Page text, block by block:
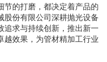
节的打磨，都决定着产品的
股份有限公司深耕抛光设备
追求与持续创新，推出新一
越效果，为管材精加工行业